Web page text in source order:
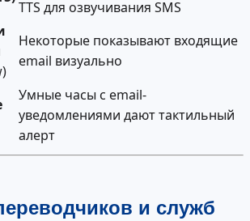
TTS для озвучивания SMS
Некоторые показывают входящие
email визуально
Умные часы с email-
уведомлениями дают тактильный
алерт
и служб